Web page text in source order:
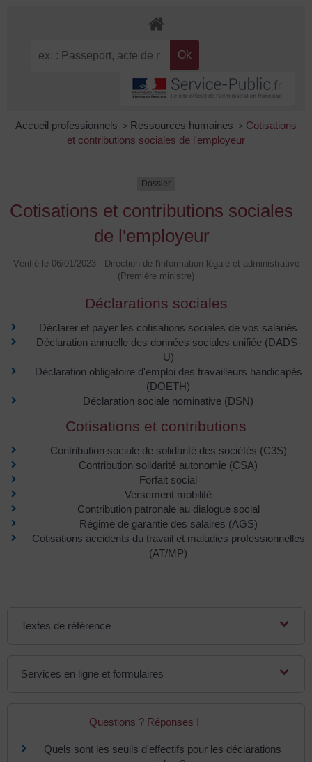
Accueil professionnels > Ressources humaines > Cotisations
et contributions sociales de l'employeur
Dossier
Cotisations et contributions sociales
de l'employeur
Vérifié le 06/01/2023 - Direction de l'information légale et administrative
(Première ministre)
Déclarations sociales
Déclarer et payer les cotisations sociales de vos salariés
Déclaration annuelle des données sociales unifiée (DADS-
U)
Déclaration obligatoire d'emploi des travailleurs handicapés
(DOETH)
Déclaration sociale nominative (DSN)
Cotisations et contributions
Contribution sociale de solidarité des sociétés (C3S)
Contribution solidarité autonomie (CSA)
Forfait social
Versement mobilité
Contribution patronale au dialogue social
Régime de garantie des salaires (AGS)
Cotisations accidents du travail et maladies professionnelles
(AT/MP)
Textes de référence
Services en ligne et formulaires
Questions ? Réponses !
Quels sont les seuils d'effectifs pour les déclarations